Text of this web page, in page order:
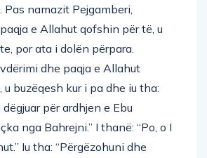
namazit Pejgamberi,
e Allahut qofshin për të, u
por ata i dolën përpara.
dhe paqja e Allahut
buzëqesh kur i pa dhe iu tha:
për ardhjen e Ebu
nga Bahrejni.” I thanë: “Po, o I
Iu tha: “Përgëzohuni dhe